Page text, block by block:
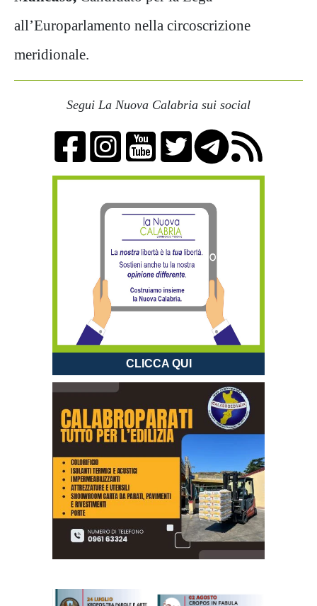
all’Europarlamento nella circoscrizione
meridionale.
Segui La Nuova Calabria sui social
CLICCA QUI